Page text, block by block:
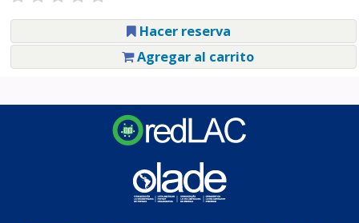
Hacer reserva
Agregar al carrito